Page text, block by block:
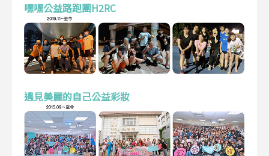
嘿嘿公益路跑團H2RC
遇見美麗的自己公益彩妝